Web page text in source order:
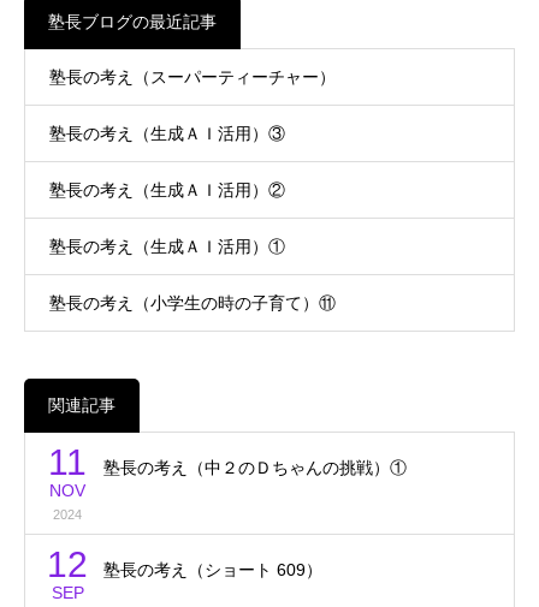
塾長ブログの最近記事
塾長の考え（スーパーティーチャー）
塾長の考え（生成ＡＩ活用）③
塾長の考え（生成ＡＩ活用）②
塾長の考え（生成ＡＩ活用）①
塾長の考え（小学生の時の子育て）⑪
関連記事
11
NOV
2024
塾長の考え（中２のＤちゃんの挑戦）①
12
SEP
塾長の考え（ショート 609）